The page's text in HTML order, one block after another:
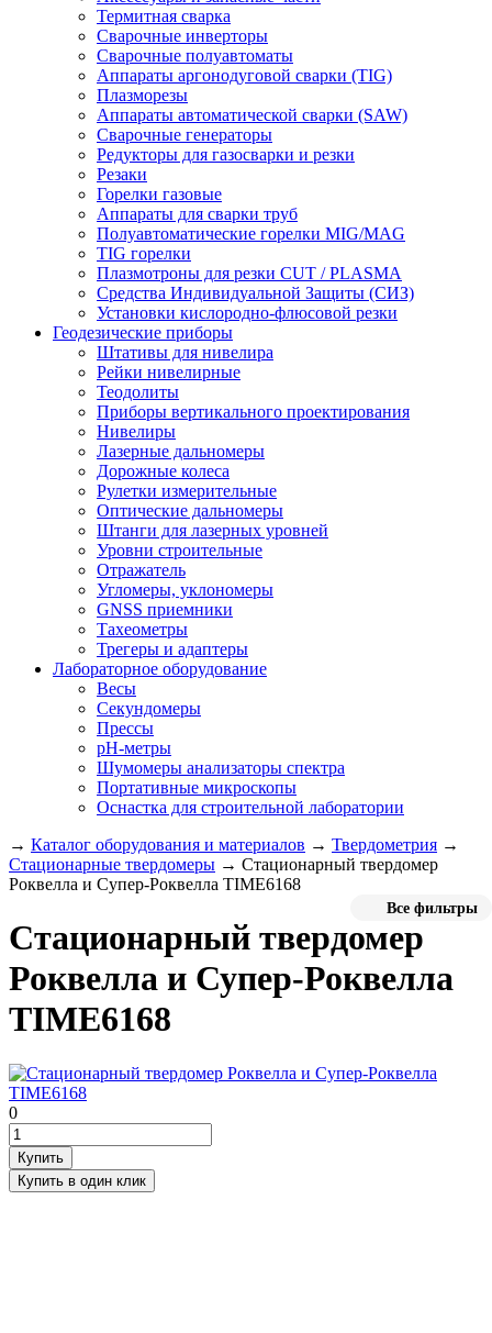
Термитная сварка
Сварочные инверторы
Сварочные полуавтоматы
Аппараты аргонодуговой сварки (TIG)
Плазморезы
Аппараты автоматической сварки (SAW)
Сварочные генераторы
Редукторы для газосварки и резки
Резаки
Горелки газовые
Аппараты для сварки труб
Полуавтоматические горелки MIG/MAG
TIG горелки
Плазмотроны для резки CUT / PLASMA
Средства Индивидуальной Защиты (СИЗ)
Установки кислородно-флюсовой резки
Геодезические приборы
Штативы для нивелира
Рейки нивелирные
Теодолиты
Приборы вертикального проектирования
Нивелиры
Лазерные дальномеры
Дорожные колеса
Рулетки измерительные
Оптические дальномеры
Штанги для лазерных уровней
Уровни строительные
Отражатель
Угломеры, уклономеры
GNSS приемники
Тахеометры
Трегеры и адаптеры
Лабораторное оборудование
Весы
Секундомеры
Прессы
pH-метры
Шумомеры анализаторы спектра
Портативные микроскопы
Оснастка для строительной лаборатории
→ Каталог оборудования и материалов → Твердометрия →
Стационарные твердомеры → Стационарный твердомер
Роквелла и Супер-Роквелла TIME6168
Все фильтры
Стационарный твердомер
Роквелла и Супер-Роквелла
TIME6168
0